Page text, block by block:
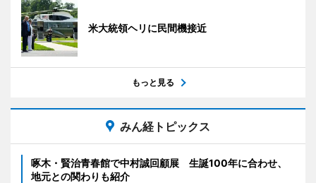
米大統領ヘリに民間機接近
もっと見る
みん経トピックス
啄木・賢治青春館で中村誠回顧展 生誕100年に合わせ、
地元との関わりも紹介